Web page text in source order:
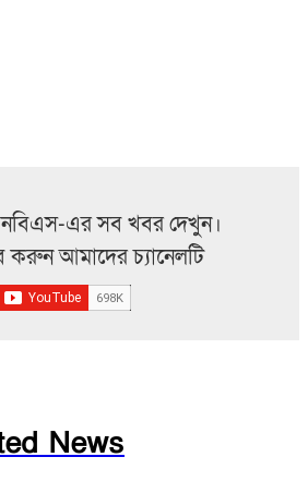
এর সব খবর দেখুন।
করুন আমাদের চ্যানেলটি
News